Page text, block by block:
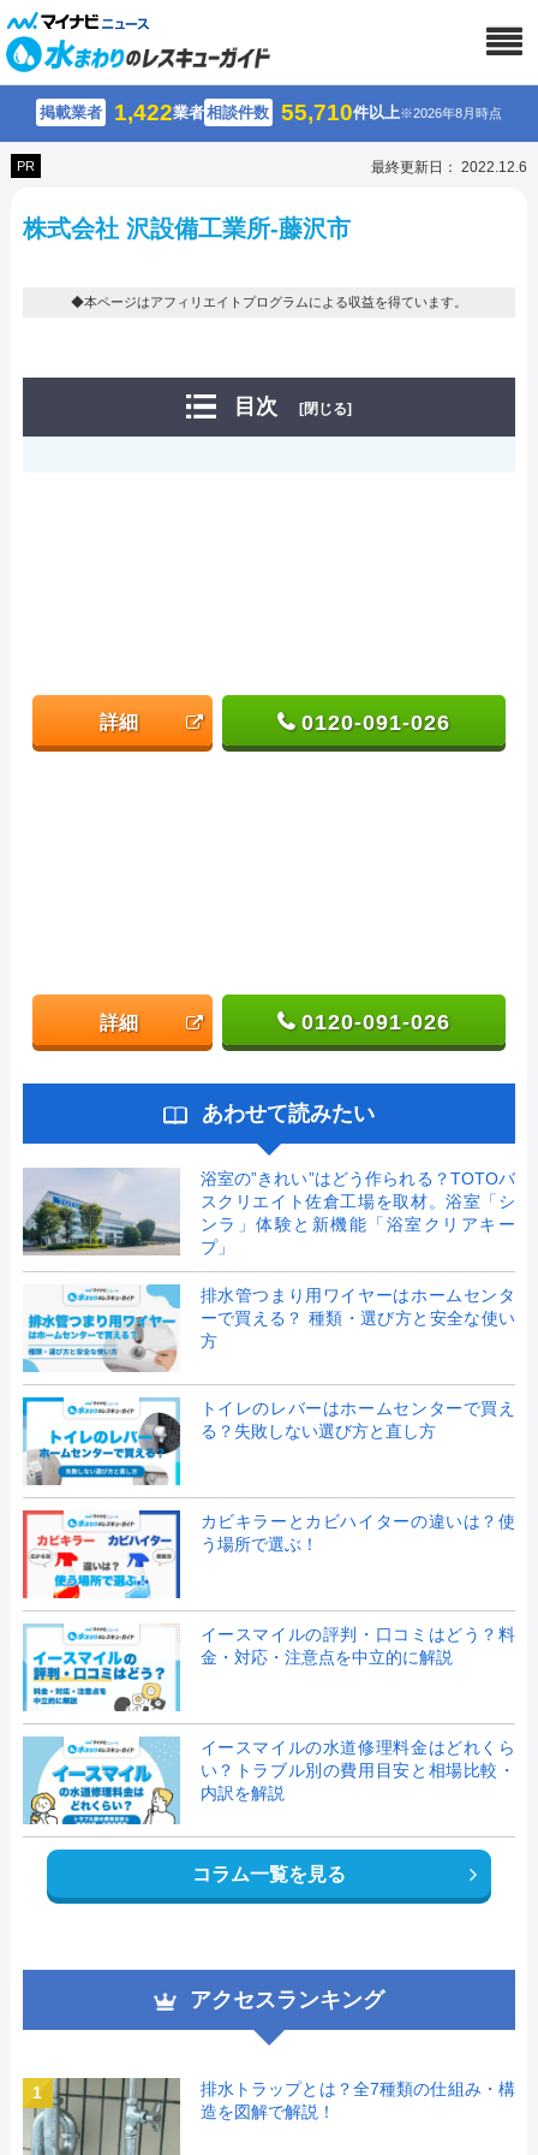
掲載業者 1,422業者相談件数 55,710件以上※2026年8月時点
PR 最終更新日： 2022.12.6
株式会社 沢設備工業所-藤沢市
◆本ページはアフィリエイトプログラムによる収益を得ています。
目次 [閉じる]
詳細 0120-091-026
詳細 0120-091-026
あわせて読みたい
浴室の”きれい”はどう作られる？TOTOバ
スクリエイト佐倉工場を取材。浴室「シ
ンラ」体験と新機能「浴室クリアキー
プ」
排水管つまり用ワイヤーはホームセンタ
ーで買える？ 種類・選び方と安全な使い
方
トイレのレバーはホームセンターで買え
る？失敗しない選び方と直し方
カビキラーとカビハイターの違いは？使
う場所で選ぶ！
イースマイルの評判・口コミはどう？料
金・対応・注意点を中立的に解説
イースマイルの水道修理料金はどれくら
い？トラブル別の費用目安と相場比較・
内訳を解説
コラム一覧を見る
アクセスランキング
1
排水トラップとは？全7種類の仕組み・構
造を図解で解説！